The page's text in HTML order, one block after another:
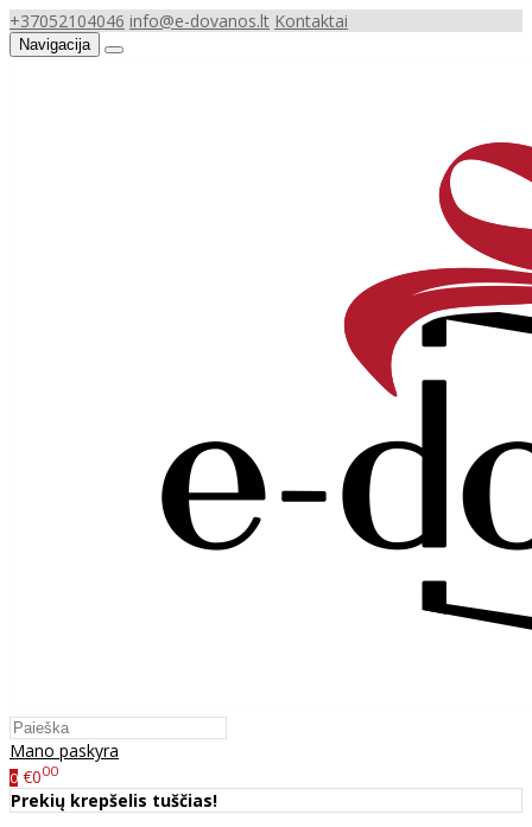
+37052104046 info@e-dovanos.lt Kontaktai
Navigacija
Mano paskyra
0 €000
Prekių krepšelis tuščias!